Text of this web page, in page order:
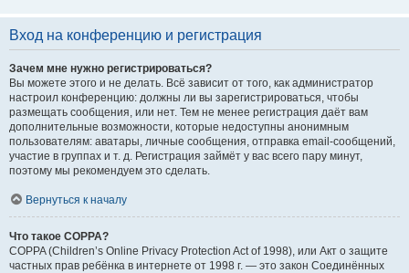
Вход на конференцию и регистрация
Зачем мне нужно регистрироваться?
Вы можете этого и не делать. Всё зависит от того, как администратор
настроил конференцию: должны ли вы зарегистрироваться, чтобы
размещать сообщения, или нет. Тем не менее регистрация даёт вам
дополнительные возможности, которые недоступны анонимным
пользователям: аватары, личные сообщения, отправка email-сообщений,
участие в группах и т. д. Регистрация займёт у вас всего пару минут,
поэтому мы рекомендуем это сделать.
Вернуться к началу
Что такое COPPA?
COPPA (Children’s Online Privacy Protection Act of 1998), или Акт о защите
частных прав ребёнка в интернете от 1998 г. — это закон Соединённых